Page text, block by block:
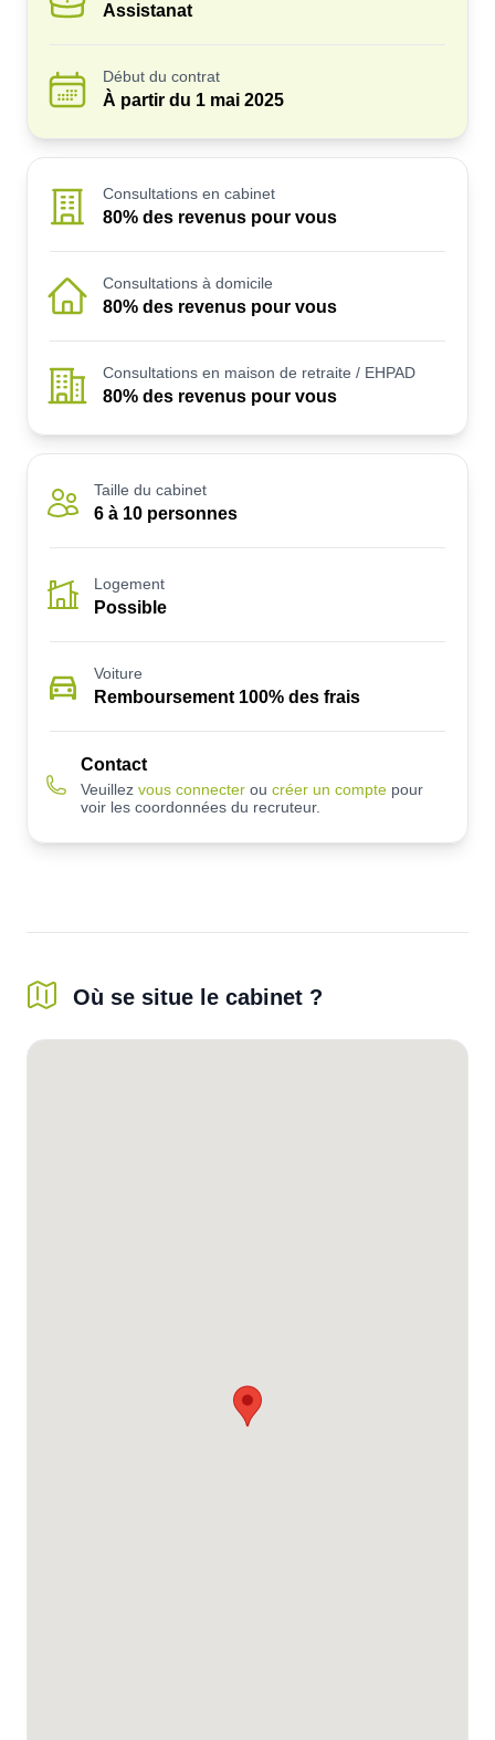
Assistanat
Début du contrat
À partir du 1 mai 2025
Consultations en cabinet
80% des revenus pour vous
Consultations à domicile
80% des revenus pour vous
Consultations en maison de retraite / EHPAD
80% des revenus pour vous
Taille du cabinet
6 à 10 personnes
Logement
Possible
Voiture
Remboursement 100% des frais
Contact
Veuillez vous connecter ou créer un compte pour
voir les coordonnées du recruteur.
Où se situe le cabinet ?